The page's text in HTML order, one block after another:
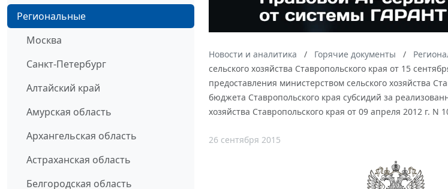
Региональные
Москва
Санкт-Петербург
Алтайский край
Амурская область
Архангельская область
Астраханская область
Белгородская область
Новости и аналитика Горячие документы
сельского хозяйства Ставропольского края от 15
предоставления министерством сельского хозяйства
бюджета Ставропольского края субсидий за
хозяйства Ставропольского края от 09 апреля 2012 г. N
26 сентября 2015